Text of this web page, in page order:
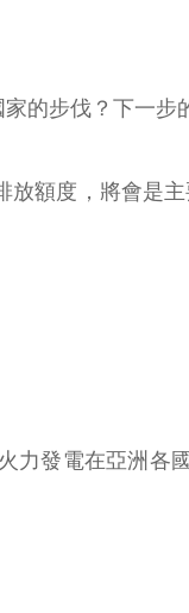
的步伐？下一步
額度，將會是
發電在亞洲各